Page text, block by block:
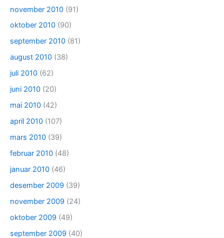
november 2010 (91)
oktober 2010 (90)
september 2010 (81)
august 2010 (38)
juli 2010 (62)
juni 2010 (20)
mai 2010 (42)
april 2010 (107)
mars 2010 (39)
februar 2010 (48)
januar 2010 (46)
desember 2009 (39)
november 2009 (24)
oktober 2009 (49)
september 2009 (40)